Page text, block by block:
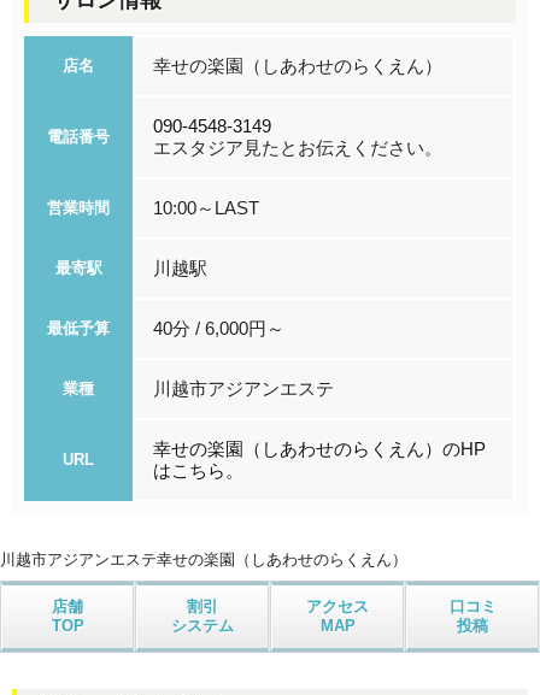
店名 幸せの楽園（しあわせのらくえん）
電話番号
090-4548-3149
エスタジア見たとお伝えください。
営業時間 10:00～LAST
最寄駅 川越駅
最低予算 40分 / 6,000円～
業種 川越市アジアンエステ
URL
幸せの楽園（しあわせのらくえん）のHP
はこちら。
川越市アジアンエステ幸せの楽園（しあわせのらくえん）
店舗
TOP
割引
システム
アクセス
MAP
口コミ
投稿